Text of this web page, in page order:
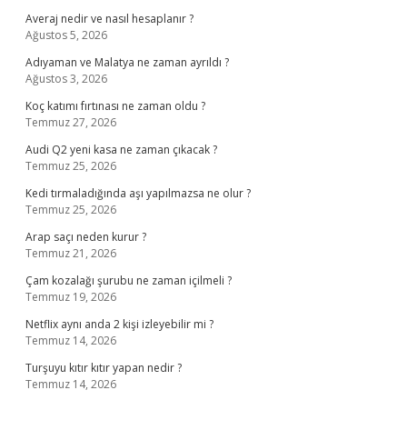
Averaj nedir ve nasıl hesaplanır ?
Ağustos 5, 2026
Adıyaman ve Malatya ne zaman ayrıldı ?
Ağustos 3, 2026
Koç katımı fırtınası ne zaman oldu ?
Temmuz 27, 2026
Audi Q2 yeni kasa ne zaman çıkacak ?
Temmuz 25, 2026
Kedi tırmaladığında aşı yapılmazsa ne olur ?
Temmuz 25, 2026
Arap saçı neden kurur ?
Temmuz 21, 2026
Çam kozalağı şurubu ne zaman içilmeli ?
Temmuz 19, 2026
Netflix aynı anda 2 kişi izleyebilir mi ?
Temmuz 14, 2026
Turşuyu kıtır kıtır yapan nedir ?
Temmuz 14, 2026